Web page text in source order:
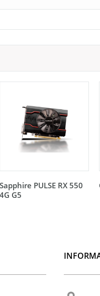
Sapphire PULSE RX 550
4G G5